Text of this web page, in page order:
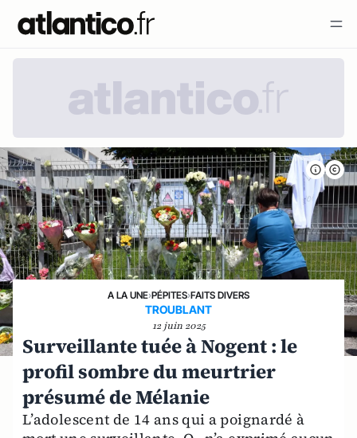
A LA UNE›PÉPITES›FAITS DIVERS
TROUBLANT
12 juin 2025
Surveillante tuée à Nogent : le
profil sombre du meurtrier
présumé de Mélanie
L’adolescent de 14 ans qui a poignardé à